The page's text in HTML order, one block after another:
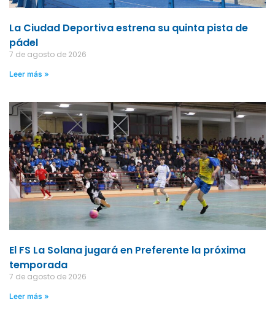
La Ciudad Deportiva estrena su quinta pista de
pádel
7 de agosto de 2026
Leer más »
El FS La Solana jugará en Preferente la próxima
temporada
7 de agosto de 2026
Leer más »